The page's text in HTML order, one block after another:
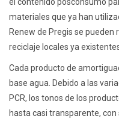
materiales que ya han
Renew de Pregis se pueden
reciclaje locales ya
Cada producto de
base agua. Debido a las
PCR, los tonos de los
hasta casi transparente,